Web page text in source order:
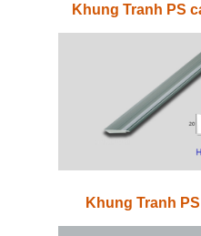
Khung Tranh PS
Khung Tranh